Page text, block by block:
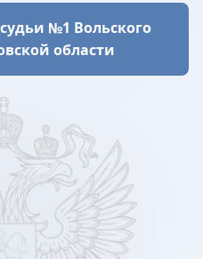
№1 Вольского
области